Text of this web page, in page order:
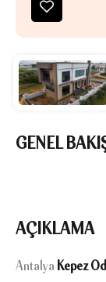
GENEL
AÇIKLAMA
Antalya Kepez